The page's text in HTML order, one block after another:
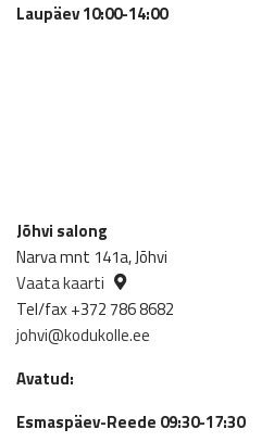
Laupäev 10:00-14:00
Jõhvi salong
Narva mnt 141a, Jõhvi
Vaata kaarti
Tel/fax +372 786 8682
johvi@kodukolle.ee
Avatud:
Esmaspäev-Reede 09:30-17:30